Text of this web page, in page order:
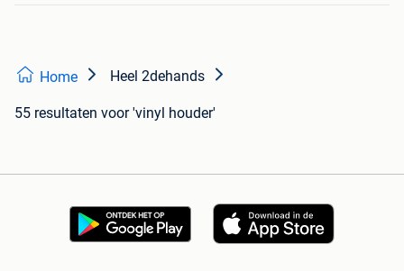
Home Heel 2dehands
55 resultaten voor 'vinyl houder'